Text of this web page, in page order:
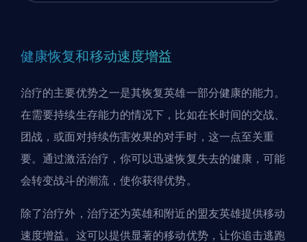
健康恢复和移动速度增益
治疗的主要优势之一是其恢复英雄一部分健康的能力。
在需要持续生存能力的情况下，比如在长时间的交战、
团战，或面对持续伤害效果的对手时，这一点至关重
要。通过激活治疗，你可以迅速恢复失去的健康，可能
会转变战斗的潮流，使你获得优势。
除了治疗外，治疗还为英雄和附近的盟友英雄提供移动
速度增益。这可以提供显著的移动优势，让你追击逃跑